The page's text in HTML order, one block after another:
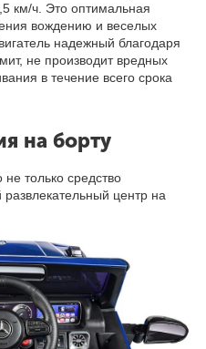
км/ч. Это оптимальная
вождению и веселых
надежный благодаря
не производит вредных
в течение всего срока
на борту
только средство
центр на